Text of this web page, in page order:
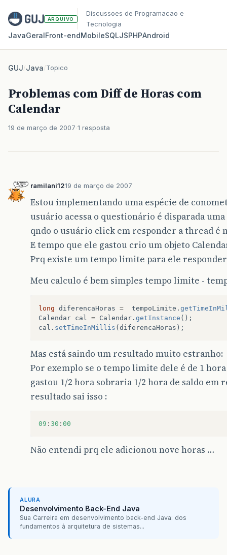
ARQUIVO
Discussoes de Programacao e
Tecnologia
JavaGeralFront‑endMobileSQLJSPHPAndroid
GUJ/Java/Topico
Problemas com Diff de Horas com
Calendar
19 de março de 2007 1 resposta
ramilani1219 de março de 2007
Estou implementando uma espécie de
usuário acessa o questionário é disparada
qndo o usuário click em responder a thread é
E tempo que ele gastou crio um objeto
Prq existe um tempo limite para ele
Meu calculo é bem simples tempo limite -
long diferencaHoras = tempoLimite .
Calendar cal = Calendar . getInstance ();
cal . setTimeInMillis ( diferencaHoras );
Mas está saindo um resultado muito estranho:
Por exemplo se o tempo limite dele é de 1
gastou 1/2 hora sobraria 1/2 hora de saldo
resultado sai isso :
09 : 30 : 00
Não entendi prq ele adicionou nove horas …
ALURA
Desenvolvimento Back-End Java
Sua Carreira em desenvolvimento back-end Java: dos
fundamentos à arquitetura de sistemas...